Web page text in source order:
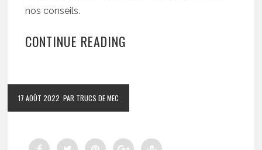
nos conseils.
CONTINUE READING
17 AOÛT 2022 PAR TRUCS DE MEC